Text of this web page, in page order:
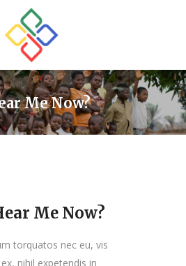
Me Now?
Me Now?
torquatos nec eu, vis
nihil expetendis in